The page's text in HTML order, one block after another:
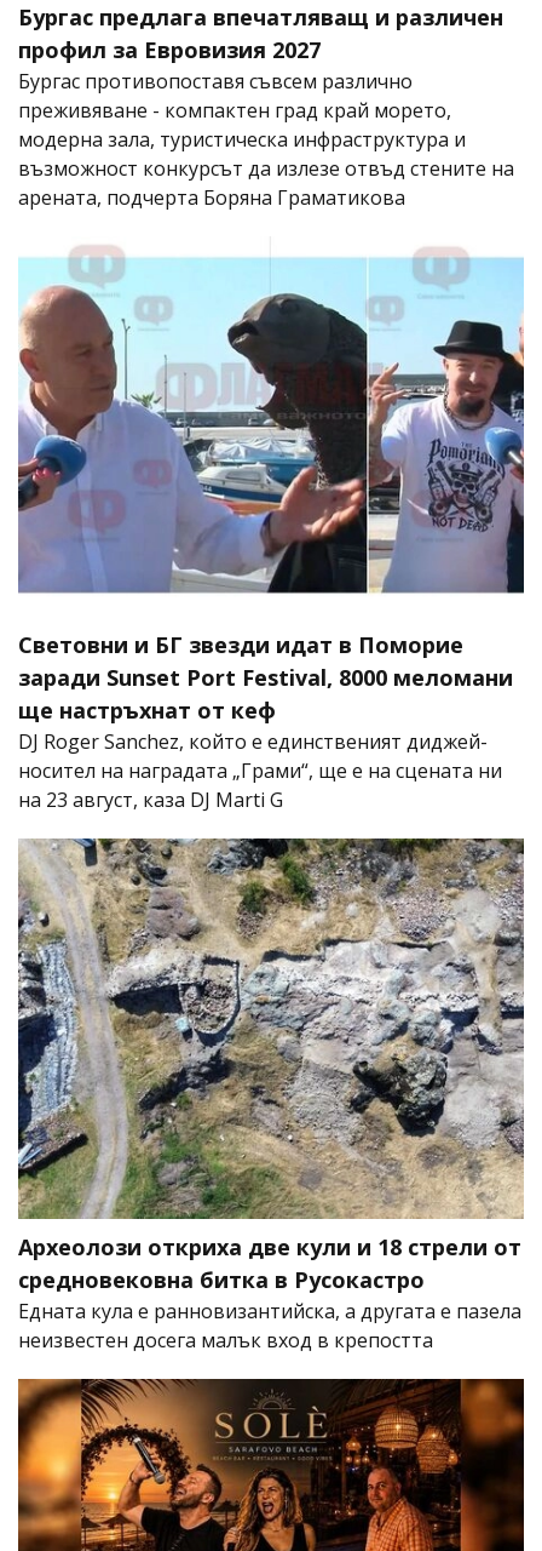
Бургас предлага впечатляващ и различен
профил за Евровизия 2027
Бургас противопоставя съвсем различно
преживяване - компактен град край морето,
модерна зала, туристическа инфраструктура и
възможност конкурсът да излезе отвъд стените на
арената, подчерта Боряна Граматикова
Световни и БГ звезди идат в Поморие
заради Sunset Port Festival, 8000 меломани
ще настръхнат от кеф
DJ Roger Sanchez, който е единственият диджей-
носител на наградата „Грами“, ще е на сцената ни
на 23 август, каза DJ Marti G
Археолози откриха две кули и 18 стрели от
средновековна битка в Русокастро
Едната кула е ранновизантийска, а другата е пазела
неизвестен досега малък вход в крепостта